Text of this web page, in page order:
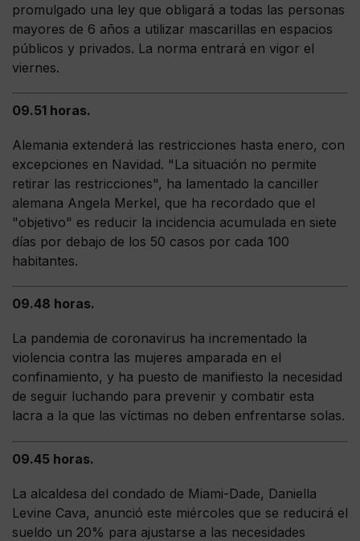
promulgado una ley que obligará a todas las personas
mayores de 6 años a utilizar mascarillas en espacios
públicos y privados. La norma entrará en vigor el
viernes.
09.51 horas.
Alemania extenderá las restricciones hasta enero, con
excepciones en Navidad. "La situación no permite
retirar las restricciones", ha lamentado la canciller
alemana Angela Merkel, que ha recordado que el
"objetivo" es reducir la incidencia acumulada en siete
días por debajo de los 50 casos por cada 100
habitantes.
09.48 horas.
La pandemia de coronavirus ha incrementado la
violencia contra las mujeres amparada en el
confinamiento, y ha puesto de manifiesto la necesidad
de seguir luchando para prevenir y combatir esta
lacra a la que las víctimas no deben enfrentarse solas.
09.45 horas.
La alcaldesa del condado de Miami-Dade, Daniella
Levine Cava, anunció este miércoles que se reducirá el
sueldo un 20% para ajustarse a las necesidades